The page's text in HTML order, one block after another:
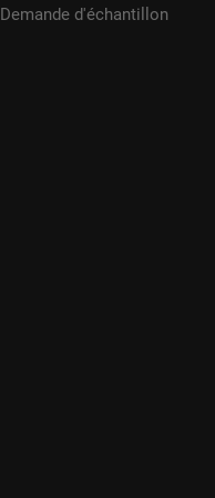
Demande d'échantillon